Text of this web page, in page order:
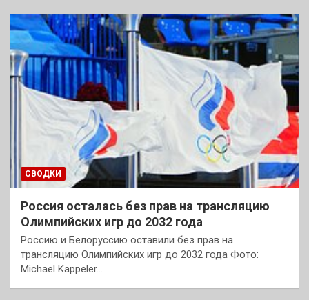
СВОДКИ
Россия осталась без прав на трансляцию
Олимпийских игр до 2032 года
Россию и Белоруссию оставили без прав на
трансляцию Олимпийских игр до 2032 года Фото:
Michael Kappeler…